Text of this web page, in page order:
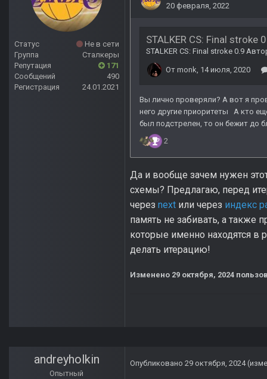
Статус
Не в сети
Группа
Сталкеры
Репутация
171
Сообщений
490
Регистрация
24.01.2021
Да и вообще зачем нужен
схемы? Предлагаю, перед
через next или через индекс
память не забивать, а также
которые именно находятся в
делать итерацию!
Изменено 29 октября, 2024
andreyholkin
Опытный
Опубликовано 29 октября, 2024